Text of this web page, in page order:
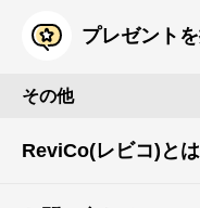
プレゼント
その他
ReviCo(レビコ)と